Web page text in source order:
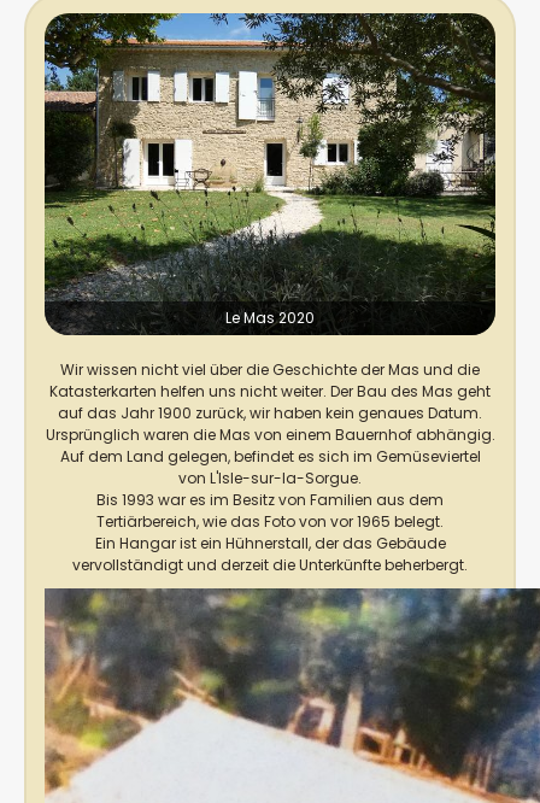
Le Mas 2020
Wir wissen nicht viel über die Geschichte der Mas und die
Katasterkarten helfen uns nicht weiter. Der Bau des Mas geht
auf das Jahr 1900 zurück, wir haben kein genaues Datum.
Ursprünglich waren die Mas von einem Bauernhof abhängig.
Auf dem Land gelegen, befindet es sich im Gemüseviertel
von L'Isle-sur-la-Sorgue.
Bis 1993 war es im Besitz von Familien aus dem
Tertiärbereich, wie das Foto von vor 1965 belegt.
Ein Hangar ist ein Hühnerstall, der das Gebäude
vervollständigt und derzeit die Unterkünfte beherbergt.